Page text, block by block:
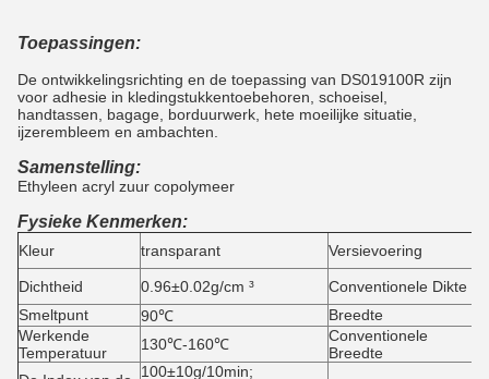
Toepassingen:
De ontwikkelingsrichting en de toepassing van DS019100R zijn
voor adhesie in kledingstukkentoebehoren, schoeisel,
handtassen, bagage, borduurwerk, hete moeilijke situatie,
ijzerembleem en ambachten.
Samenstelling:
Ethyleen acryl zuur copolymeer
Fysieke Kenmerken:
Kleur transparant Versievoering
Dichtheid
0.96±0.02g/cm ³ Conventionele Dikte
Smeltpunt
90℃ Breedte
Werkende
Temperatuur
130℃-160℃
Conventionele
Breedte
100±10g/10min;